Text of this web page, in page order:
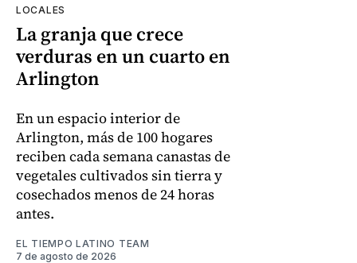
LOCALES
La granja que crece
verduras en un cuarto en
Arlington
En un espacio interior de
Arlington, más de 100 hogares
reciben cada semana canastas de
vegetales cultivados sin tierra y
cosechados menos de 24 horas
antes.
EL TIEMPO LATINO TEAM
7 de agosto de 2026